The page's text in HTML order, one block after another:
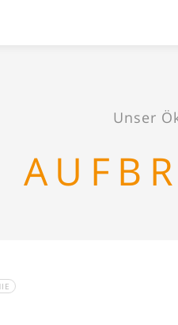
Unser